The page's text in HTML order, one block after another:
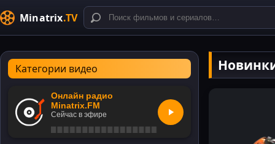
Minatrix.TV
Категории видео
Онлайн радио
Minatrix.FM
Сейчас в эфире